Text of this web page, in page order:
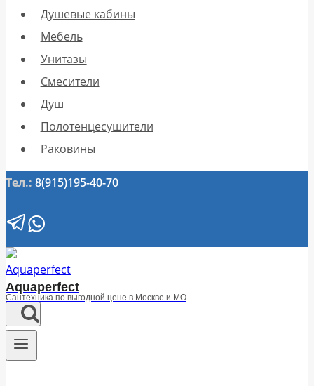
Душевые кабины
Мебель
Унитазы
Смесители
Душ
Полотенцесушители
Раковины
Тел.: 8(915)195-40-70
Aquaperfect
Сантехника по выгодной цене в Москве и МО